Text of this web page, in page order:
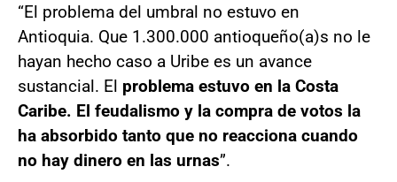
“El problema del umbral no estuvo en
Antioquia. Que 1.300.000 antioqueño(a)s no le
hayan hecho caso a Uribe es un avance
sustancial. El problema estuvo en la Costa
Caribe. El feudalismo y la compra de votos la
ha absorbido tanto que no reacciona cuando
no hay dinero en las urnas”.